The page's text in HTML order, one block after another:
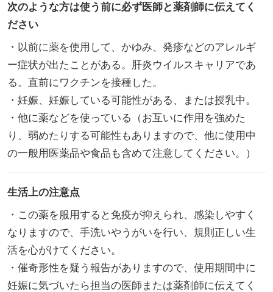
次のような方は使う前に必ず医師と薬剤師に伝えてく
ださい
・以前に薬を使用して、かゆみ、発疹などのアレルギ
ー症状が出たことがある。肝炎ウイルスキャリアであ
る。直前にワクチンを接種した。
・妊娠、妊娠している可能性がある、または授乳中。
・他に薬などを使っている（お互いに作用を強めた
り、弱めたりする可能性もありますので、他に使用中
の一般用医薬品や食品も含めて注意してください。）
生活上の注意点
・この薬を服用すると免疫が抑えられ、感染しやすく
なりますので、手洗いやうがいを行い、規則正しい生
活を心がけてください。
・催奇形性を疑う報告がありますので、使用期間中に
妊娠に気づいたら担当の医師または薬剤師に伝えてく